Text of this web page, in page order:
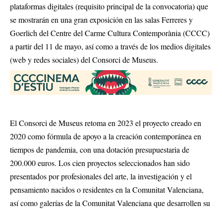
plataformas digitales (requisito principal de la convocatoria) que
se mostrarán en una gran exposición en las salas Ferreres y
Goerlich del Centre del Carme Cultura Contemporània (CCCC)
a partir del 11 de mayo, así como a través de los medios digitales
(web y redes sociales) del Consorci de Museus.
El Consorci de Museus retoma en 2023 el proyecto creado en
2020 como fórmula de apoyo a la creación contemporánea en
tiempos de pandemia, con una dotación presupuestaria de
200.000 euros. Los cien proyectos seleccionados han sido
presentados por profesionales del arte, la investigación y el
pensamiento nacidos o residentes en la Comunitat Valenciana,
así como galerías de la Comunitat Valenciana que desarrollen su